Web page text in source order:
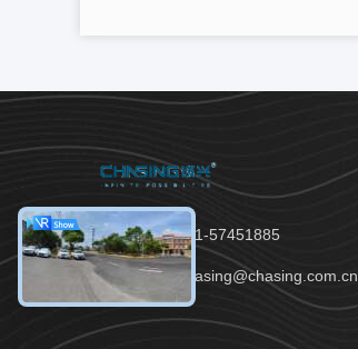
Tel：86-021-57451885
E-mail：chasing@chasing.com.cn